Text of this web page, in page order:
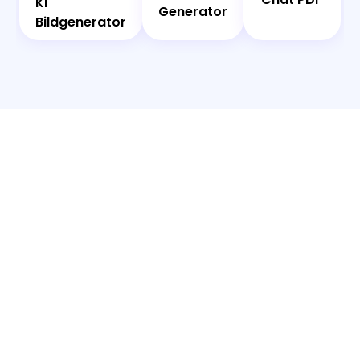
Bildgenerator
Generator
Bildgenerator